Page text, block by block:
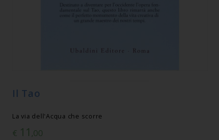
Il Tao
La via dell'Acqua che scorre
€ 11 ,00